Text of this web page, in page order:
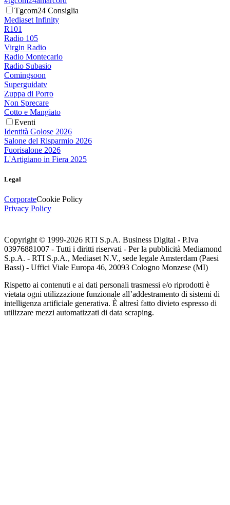
Tgcom24 Consiglia
Mediaset Infinity
R101
Radio 105
Virgin Radio
Radio Montecarlo
Radio Subasio
Comingsoon
Superguidatv
Zuppa di Porro
Non Sprecare
Cotto e Mangiato
Eventi
Identità Golose 2026
Salone del Risparmio 2026
Fuorisalone 2026
L'Artigiano in Fiera 2025
Legal
CorporateCookie Policy
Privacy Policy
Copyright © 1999-2026 RTI S.p.A. Business Digital - P.Iva
03976881007 - Tutti i diritti riservati - Per la pubblicità Mediamond
S.p.A. - RTI S.p.A., Mediaset N.V., sede legale Amsterdam (Paesi
Bassi) - Uffici Viale Europa 46, 20093 Cologno Monzese (MI)
Rispetto ai contenuti e ai dati personali trasmessi e/o riprodotti è
vietata ogni utilizzazione funzionale all’addestramento di sistemi di
intelligenza artificiale generativa. È altresì fatto divieto espresso di
utilizzare mezzi automatizzati di data scraping.